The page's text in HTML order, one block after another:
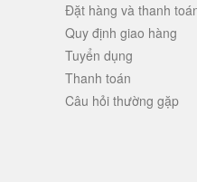
Đặt hàng và thanh
Quy định giao hàng
Tuyển dụng
Thanh toán
Câu hỏi thường gặp